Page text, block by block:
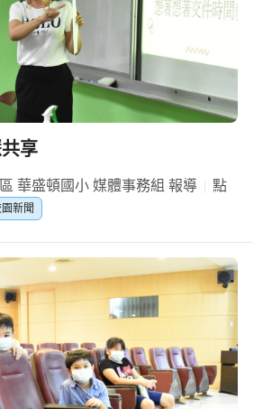
享
華盛頓國小 媒體事務組 報導
點
新聞